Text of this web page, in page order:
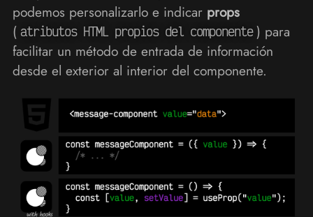
podemos personalizarlo e indicar props
( atributos HTML propios del componente ) para
facilitar un método de entrada de información
desde el exterior al interior del componente.